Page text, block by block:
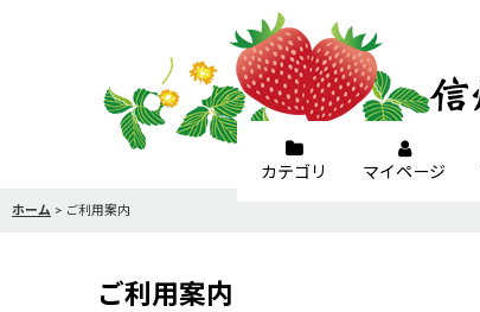
カテゴリ マイページ
ホーム > ご利用案内
ご利用案内